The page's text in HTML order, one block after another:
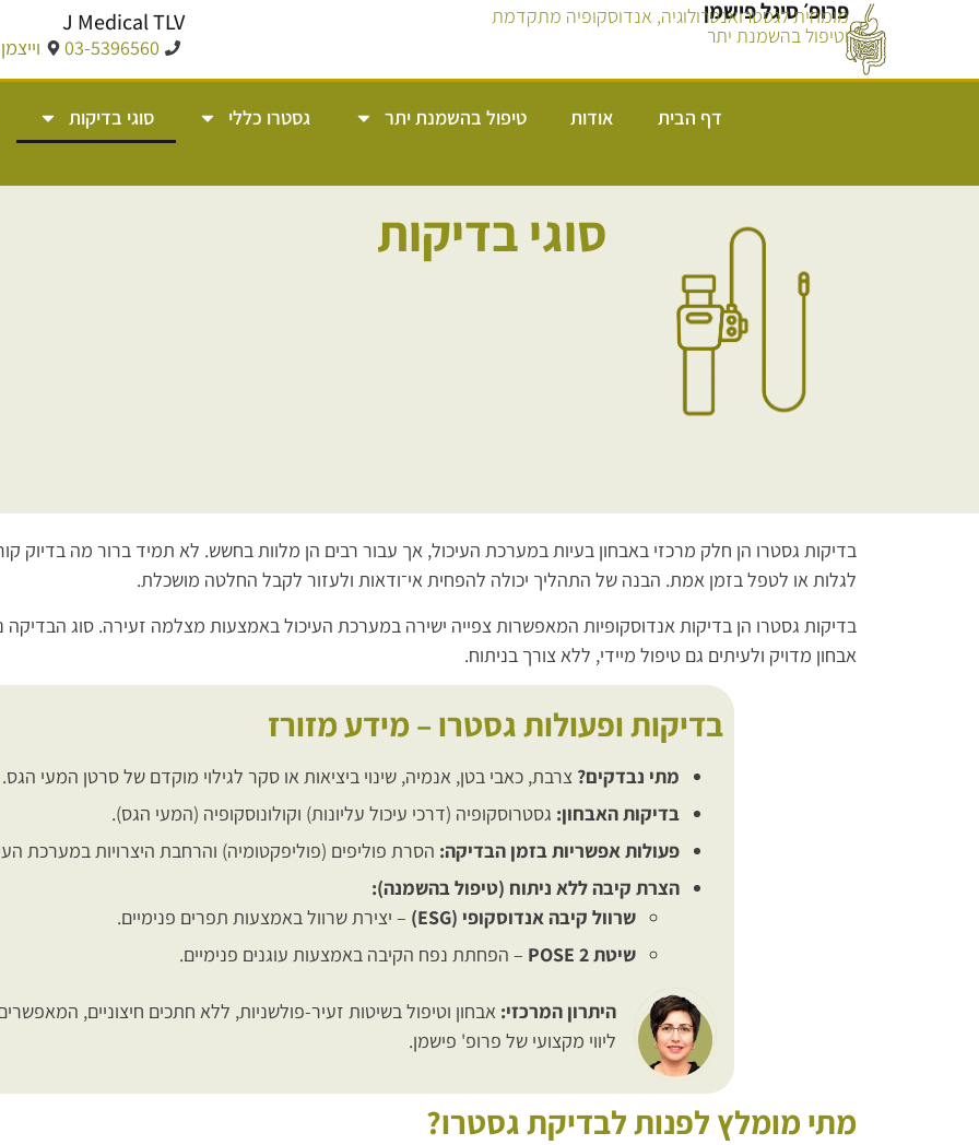
פרופ׳ סיגל פישמן
מומחית לגסטרואנטרולוגיה, אנדוסקופיה מתקדמת
וטיפול בהשמנת יתר J Medical TLV
03-5396560 וייצמן 14, תל
דף הבית אודות טיפול בהשמנת יתר גסטרו כללי סוגי בדיקות
סוגי בדיקות
בדיקות גסטרו הן חלק מרכזי באבחון בעיות במערכת העיכול, אך עבור רבים הן מלוות בחשש. לא תמיד ברור מה בדיוק
לגלות או לטפל בזמן אמת. הבנה של התהליך יכולה להפחית אי־ודאות ולעזור לקבל החלטה מושכלת.
בדיקות גסטרו הן בדיקות אנדוסקופיות המאפשרות צפייה ישירה במערכת העיכול באמצעות מצלמה זעירה. סוג
אבחון מדויק ולעיתים גם טיפול מיידי, ללא צורך בניתוח.
בדיקות ופעולות גסטרו – מידע מזורז
מתי נבדקים? צרבת, כאבי בטן, אנמיה, שינוי ביציאות או סקר לגילוי מוקדם של סרטן המעי הגס.
בדיקות האבחון: גסטרוסקופיה (דרכי עיכול עליונות) וקולונוסקופיה (המעי הגס).
פעולות אפשריות בזמן הבדיקה: הסרת פוליפים (פוליפקטומיה) והרחבת היצרויות במערכת
הצרת קיבה ללא ניתוח (טיפול בהשמנה):
שרוול קיבה אנדוסקופי (ESG)
– יצירת שרוול באמצעות תפרים פנימיים.
שיטת POSE 2
– הפחתת נפח הקיבה באמצעות עוגנים פנימיים.
היתרון המרכזי: אבחון וטיפול בשיטות זעיר-פולשניות, ללא חתכים חיצוניים,
ליווי מקצועי של פרופ' פישמן.
מתי מומלץ לפנות לבדיקת גסטרו?